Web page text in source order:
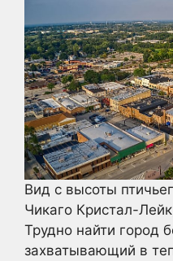
Вид с высоты
Чикаго Кристал-
Трудно найти город
захватывающий в